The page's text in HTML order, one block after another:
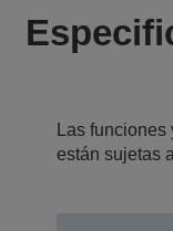
Las
están sujetas